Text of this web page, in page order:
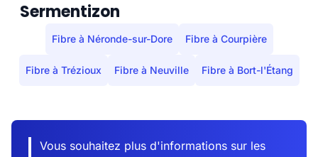
Sermentizon
Fibre à Néronde-sur-Dore Fibre à Courpière
Fibre à Trézioux Fibre à Neuville Fibre à Bort-l'Étang
Vous souhaitez plus d'informations sur les